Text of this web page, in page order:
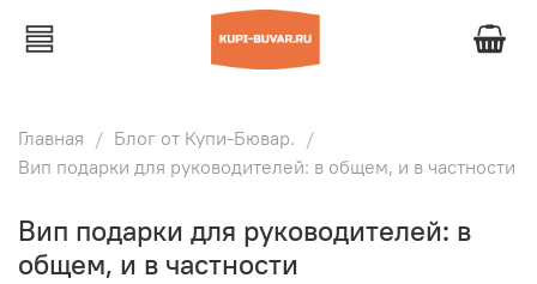
Главная
Блог от Купи-Бювар.
Вип подарки для руководителей: в общем, и в частности
Вип подарки для руководителей: в
общем, и в частности